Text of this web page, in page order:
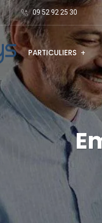
09 52 92 25 30
PARTICULIERS